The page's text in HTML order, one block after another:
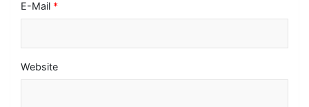
E-Mail *
Website